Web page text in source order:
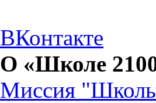
ВКонтакте
О «Школе
Миссия